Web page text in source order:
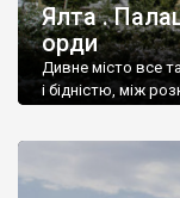
Ялта .
орди
Дивне місто все
і бідністю, між